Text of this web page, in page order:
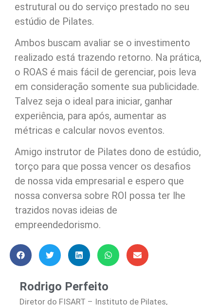
estrutural ou do serviço prestado no seu
estúdio de Pilates.
Ambos buscam avaliar se o investimento
realizado está trazendo retorno. Na prática,
o ROAS é mais fácil de gerenciar, pois leva
em consideração somente sua publicidade.
Talvez seja o ideal para iniciar, ganhar
experiência, para após, aumentar as
métricas e calcular novos eventos.
Amigo instrutor de Pilates dono de estúdio,
torço para que possa vencer os desafios
de nossa vida empresarial e espero que
nossa conversa sobre ROI possa ter lhe
trazidos novas ideias de
empreendedorismo.
Rodrigo Perfeito
Diretor do FISART – Instituto de Pilates,